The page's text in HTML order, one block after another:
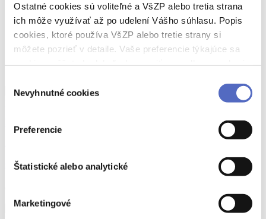
Ostatné cookies sú voliteľné a VšZP alebo tretia strana
ich môže využívať až po udelení Vášho súhlasu. Popis
cookies, ktoré používa VšZP alebo tretie strany si
môžete pozrieť v detaile. Vaše preferencie týkajúce sa
súhlasu
Nevyhnutné cookies
Preferencie
Štatistické alebo analytické
Marketingové
Samkov príbeh s dobrým koncom: Vďaka novým uškám opäť počuje